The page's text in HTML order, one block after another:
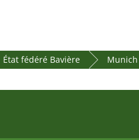
État fédéré Bavière Munich